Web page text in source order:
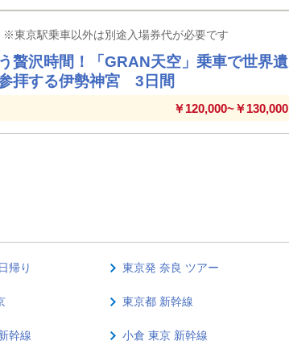
東京駅乗車以外は別途入場券代が必要です
贅沢時間！「GRAN天空」乗車で世界遺
拝する伊勢神宮 3日間
￥120,000~￥130,000
帰り 東京発 奈良 ツアー
東京都 新幹線
幹線 小倉 東京 新幹線